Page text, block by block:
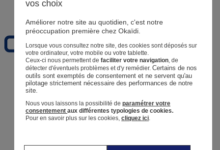
Naissance0 - 12 mois
Magasins
Retour
vos choix
Améliorer notre site au quotidien, c'est notre
préoccupation première chez Okaïdi.
Lorsque vous consultez notre site, des cookies sont déposés sur
votre ordinateur, votre mobile ou votre tablette.
Ceux-ci nous permettent defaciliter votre navigation , de
détecter d'éventuels problèmes et d'y remédier.Certains de nos
outils sont exemptés de consentement et ne servent qu'au
pilotage strictement nécessaire des performances de notre
site.
Nous vous laissons la possibilité deparamétrer votre
consentementaux différentes typologies de cookies.
Pour en savoir plus sur les cookies,cliquez ici